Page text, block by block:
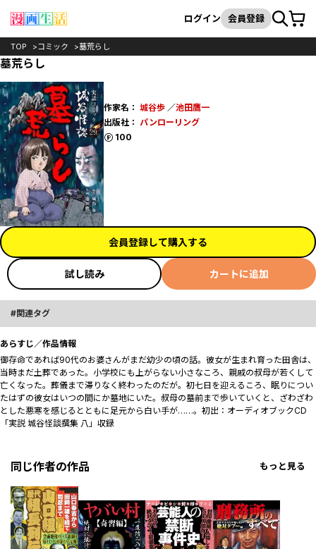
検索
ログイン 会員登録カート
TOP コミック 墓荒らし
墓荒らし
作家名： 城谷歩／池田鷹一
出版社： パンローリング
100
ポイント
会員登録して購入する
試し読み カートに追加
関連タグ
あらすじ／作品情報
御存命であれば90代のお婆さんがまだ幼少の頃の話。彼女が生まれ育った田舎は、
当時まだ土葬であった。小学校にも上がらない小さなころ、親戚の叔母が若くして
亡くなった。葬儀まで滞りなく終わったのだが。初七日を迎えるころ、眠りについ
たはずの彼女はいつの間にか墓地にいた。叔母の墓前まで歩いていくと、ざわざわ
とした悪寒を感じるとともに足元から白い手が……。初出：オーディオブックCD
「実説 城谷怪談撰集 八」収録
同じ作者の作品 もっと見る